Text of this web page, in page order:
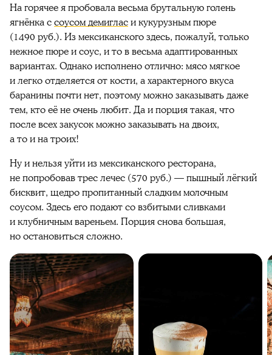
На горячее я пробовала весьма брутальную голень
ягнёнка ссоусом демигласикукурузным пюре
(1490 руб.). Из мексиканского здесь, пожалуй, только
нежное пюре и соус, и то в весьма адаптированных
вариантах. Однако исполнено отлично: мясо мягкое
и легко отделяется от кости, а характерного вкуса
баранины почти нет, поэтому можно заказывать даже
тем, ктоеёне очень любит. Да и порция такая, что
после всех закусок можно заказывать на двоих,
а то и на троих!
Ну и нельзя уйти из мексиканского ресторана,
не попробовав трес лечес (570 руб.) — пышный лёгкий
бисквит, щедро пропитанный сладким молочным
соусом. Здесь егоподают со взбитыми сливками
и клубничным вареньем. Порция снова большая,
но остановиться сложно.